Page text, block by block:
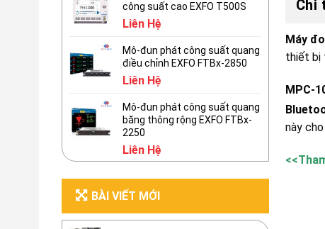
Chi
Máy
thiết bị
MPC-
này
công suất cao EXFO T500S
Liên Hệ
Mô-đun phát công suất quang
điều chỉnh EXFO FTBx-2850
Liên Hệ
Mô-đun phát công suất quang
băng thông rộng EXFO FTBx-
2250
Liên Hệ
BÀI VIẾT MỚI